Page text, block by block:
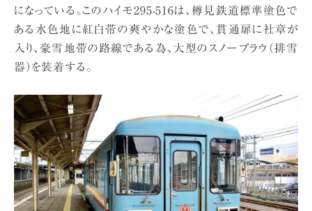
になっている。このハイモ295-516は、樽見鉄道標準塗色で
ある水色地に紅白帯の爽やかな塗色で、貫通扉に社章が
入り、豪雪地帯の路線である為、大型のスノープラウ（排雪
器）を装着する。